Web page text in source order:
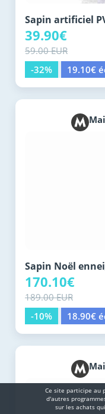
Sapin artificiel
39.90€
59.00 EUR
-32%
19.10€
Sapin Noël
170.10€
189.00 EUR
-10%
18.90€
Ce site participe au
d'autres
sur les achats